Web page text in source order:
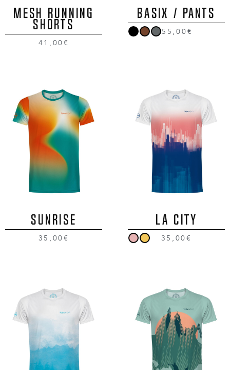
MESH RUNNING
SHORTS
41,00€
BASIX / Pants
55,00€
SUNRISE
35,00€
LA CITY
35,00€